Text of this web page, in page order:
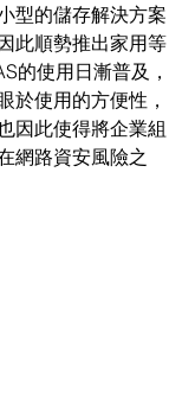
型的儲存解決方案
此順勢推出家用等
的使用日漸普及，
於使用的方便性，
因此使得將企業組
網路資安風險之